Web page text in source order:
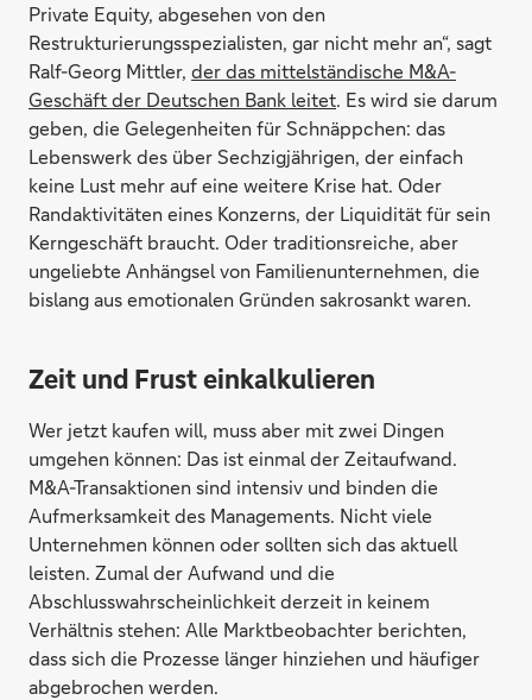
Private Equity, abgesehen von den
Restrukturierungsspezialisten, gar nicht mehr an“, sagt
Ralf-Georg Mittler, der das mittelständische M&A-
Geschäft der Deutschen Bank leitet. Es wird sie darum
geben, die Gelegenheiten für Schnäppchen: das
Lebenswerk des über Sechzigjährigen, der einfach
keine Lust mehr auf eine weitere Krise hat. Oder
Randaktivitäten eines Konzerns, der Liquidität für sein
Kerngeschäft braucht. Oder traditionsreiche, aber
ungeliebte Anhängsel von Familienunternehmen, die
bislang aus emotionalen Gründen sakrosankt waren.
Zeit und Frust einkalkulieren
Wer jetzt kaufen will, muss aber mit zwei Dingen
umgehen können: Das ist einmal der Zeitaufwand.
M&A-Transaktionen sind intensiv und binden die
Aufmerksamkeit des Managements. Nicht viele
Unternehmen können oder sollten sich das aktuell
leisten. Zumal der Aufwand und die
Abschlusswahrscheinlichkeit derzeit in keinem
Verhältnis stehen: Alle Marktbeobachter berichten,
dass sich die Prozesse länger hinziehen und häufiger
abgebrochen werden.